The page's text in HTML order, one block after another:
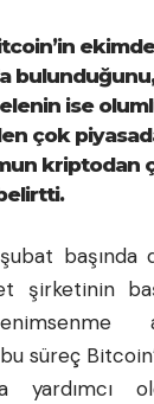
ise
çok
kriptodan
başında
şirketinin
bu süreç
yardımcı